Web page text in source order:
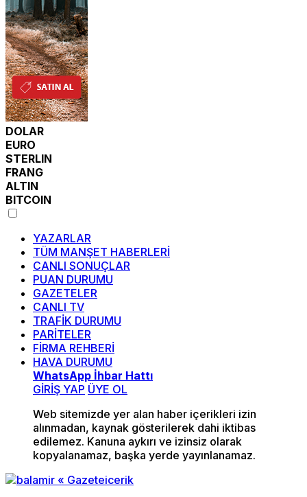
DOLAR
EURO
STERLIN
FRANG
ALTIN
BITCOIN
YAZARLAR
TÜM MANŞET HABERLERİ
CANLI SONUÇLAR
PUAN DURUMU
GAZETELER
CANLI TV
TRAFİK DURUMU
PARİTELER
FİRMA REHBERİ
HAVA DURUMU
WhatsApp İhbar Hattı
GİRİŞ YAP ÜYE OL
Web sitemizde yer alan haber içerikleri izin
alınmadan, kaynak gösterilerek dahi iktibas
edilemez. Kanuna aykırı ve izinsiz olarak
kopyalanamaz, başka yerde yayınlanamaz.